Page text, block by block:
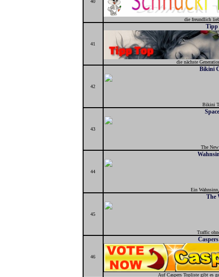
40
die freundlich
41
Tipp
die nächste
42
Bikini
Bikini
43
The
44
Ein
45
The
Traffic
46
Auf Caspers Topliste gibt es